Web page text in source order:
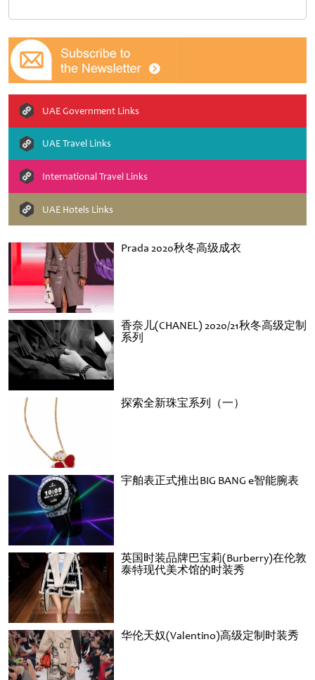
Prada 2020秋冬高级成衣
香奈儿(CHANEL) 2020/21秋冬高级定制
系列
探索全新珠宝系列（一）
宇舶表正式推出BIG BANG e智能腕表
英国时装品牌巴宝莉(Burberry)在伦敦
泰特现代美术馆的时装秀
华伦天奴(Valentino)高级定制时装秀
UAE Government Links
UAE Travel Links
International Travel Links
UAE Hotels Links